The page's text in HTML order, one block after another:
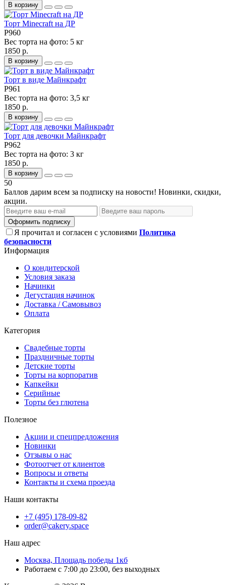
В корзину
Торт Minecraft на ДР
P960
Вес торта на фото: 5 кг
1850 р.
В корзину
Торт в виде Майнкрафт
P961
Вес торта на фото: 3,5 кг
1850 р.
В корзину
Торт для девочки Майнкрафт
P962
Вес торта на фото: 3 кг
1850 р.
В корзину
50
Баллов дарим всем за подписку на новости! Новинки, скидки,
акции.
Оформить подписку
Я прочитал и согласен с условиями Политика
безопасности
Информация
О кондитерской
Условия заказа
Начинки
Дегустация начинок
Доставка / Самовывоз
Оплата
Категория
Свадебные торты
Праздничные торты
Детские торты
Торты на корпоратив
Капкейки
Серийные
Торты без глютена
Полезное
Акции и спецпредложения
Новинки
Отзывы о нас
Фотоотчет от клиентов
Вопросы и ответы
Контакты и схема проезда
Наши контакты
+7 (495) 178-09-82
order@cakery.space
Наш адрес
Москва, Площадь победы 1кб
Работаем с 7:00 до 23:00, без выходных